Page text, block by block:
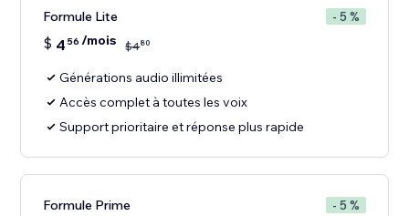
Formule Lite - 5 %
$ 4 56 /mois $480
Générations audio illimitées
Accès complet à toutes les voix
Support prioritaire et réponse plus rapide
Formule Prime - 5 %